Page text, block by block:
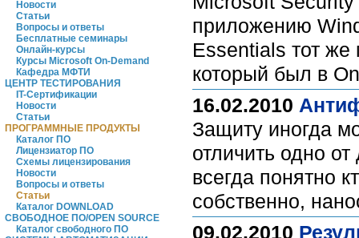
Новости
Статьи
Вопросы и ответы
Бесплатные семинары
Онлайн-курсы
Курсы Microsoft On-Demand
Кафедра МФТИ
ЦЕНТР ТЕСТИРОВАНИЯ
IT-Сертификации
Новости
Статьи
ПРОГРАММНЫЕ ПРОДУКТЫ
Каталог ПО
Лицензиатор ПО
Схемы лицензирования
Новости
Вопросы и ответы
Статьи
Каталог DOWNLOAD
СВОБОДНОЕ ПО/OPEN SOURCE
Каталог свободного ПО
приложению
Essentials тот
который был в
16.02.2010
Защиту иногда
отличить одно
всегда понятно
собственно,
09.02.2010